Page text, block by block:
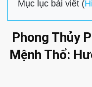
Mục lục bài viết (
Phong Thủy
Mệnh Thổ: